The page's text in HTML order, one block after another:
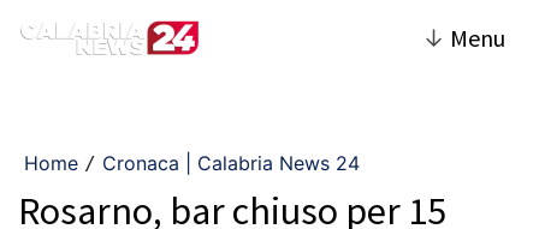
↓ Menu
Home / Cronaca | Calabria News 24
Rosarno, bar chiuso per 15